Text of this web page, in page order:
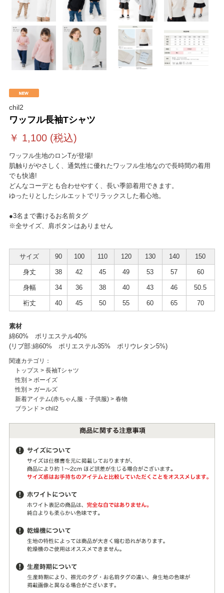
chil2
ワッフル長袖Tシャツ
￥ 1,100(税込)
ワッフル生地のロンTが登場!
肌触りがやさしく、通気性に優れたワッフル生地なので長時間の着用
でも快適!
どんなコーデとも合わせやすく、長い季節着用できます。
ゆったりとしたシルエットでリラックスした着心地。
●3名まで書けるお名前タグ
※全サイズ、肩ボタンはありません
サイズ 90 100 110 120 130 140 150
身丈 38 42 45 49 53 57 60
身幅 34 36 38 40 43 46 50.5
裄丈 40 45 50 55 60 65 70
素材
綿60% ポリエステル40%
(リブ部:綿60% ポリエステル35% ポリウレタン5%)
関連カテゴリ：
トップス > 長袖Tシャツ
性別 > ボーイズ
性別 > ガールズ
新着アイテム(赤ちゃん服・子供服)> 春物
ブランド > chil2